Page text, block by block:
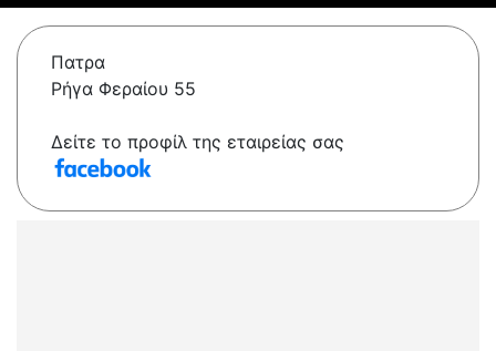
Πατρα
Ρήγα Φεραίου 55
Δείτε το προφίλ της εταιρείας σας